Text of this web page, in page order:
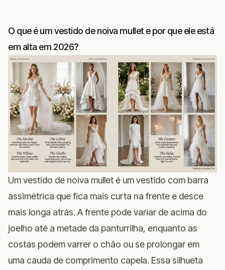
O que é um vestido de noiva mullet e por que ele está
em alta em 2026?
Um vestido de noiva mullet é um vestido com barra
assimétrica que fica mais curta na frente e desce
mais longa atrás. A frente pode variar de acima do
joelho até a metade da panturrilha, enquanto as
costas podem varrer o chão ou se prolongar em
uma cauda de comprimento capela. Essa silhueta